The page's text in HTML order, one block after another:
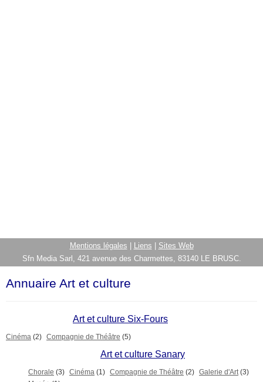
Mentions légales Liens
Sites Web
Sfn Media Sarl, 421 avenue des Charmettes, 83140 LE BRUSC.
Annuaire Art et culture
Art et culture Six-Fours
Cinéma (2) Compagnie de Théâtre (5)
Art et culture Sanary
Chorale (3) Cinéma (1) Compagnie de Théâtre (2) Galerie d'Art (3)